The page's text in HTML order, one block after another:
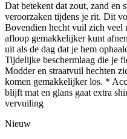
Dat betekent dat zout, zand en
veroorzaken tijdens je rit. Dit
Bovendien hecht vuil zich veel
afloop gemakkelijker kunt
uit als de dag dat je hem
Tijdelijke beschermlaag die je
Modder en straatvuil hechten
komen gemakkelijker los. *
blijft mat en glans gaat extra
vervuiling
Nieuw